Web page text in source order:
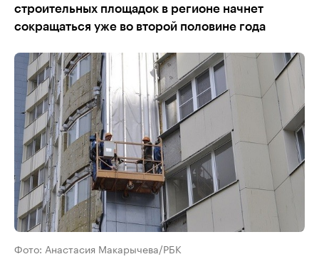
строительных площадок в регионе начнет
сокращаться уже во второй половине года
Фото: Анастасия Макарычева/РБК